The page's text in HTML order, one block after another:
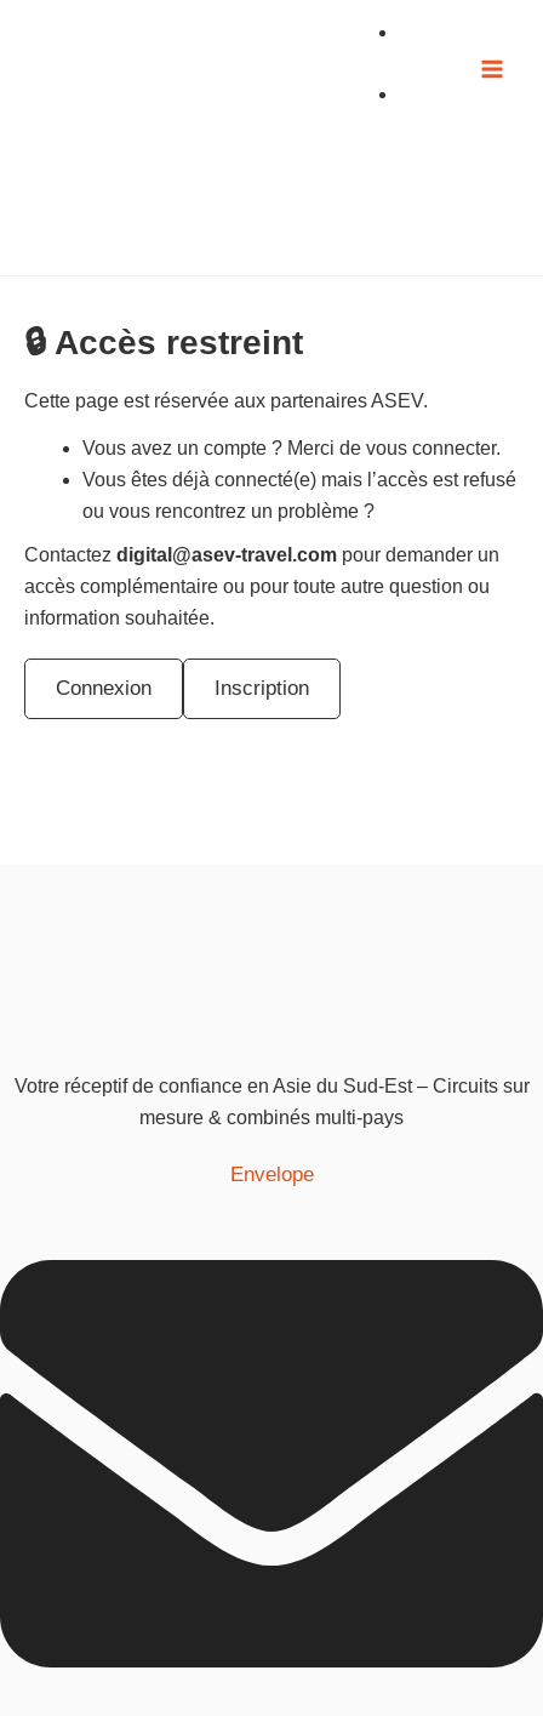
🔒 Accès restreint
Cette page est réservée aux partenaires ASEV.
Vous avez un compte ? Merci de vous connecter.
Vous êtes déjà connecté(e) mais l’accès est refusé
ou vous rencontrez un problème ?
Contactez digital@asev-travel.com pour demander un
accès complémentaire ou pour toute autre question ou
information souhaitée.
Connexion Inscription
Votre réceptif de confiance en Asie du Sud-Est – Circuits sur
mesure & combinés multi-pays
Envelope